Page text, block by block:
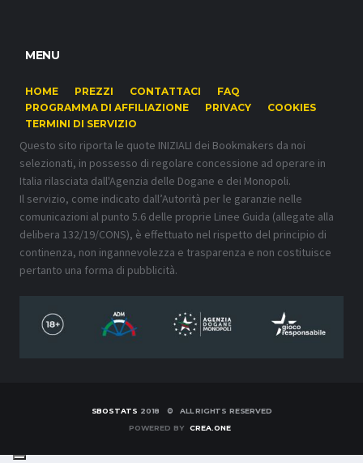
MENU
HOME PREZZI CONTATTACI
FAQ
PROGRAMMA DI AFFILIAZIONE
PRIVACY
COOKIES
TERMINI DI SERVIZIO
Questo sito riporta le quote INIZIALI dei Bookmakers da noi
selezionati, in possesso di regolare concessione ad operare in
Italia rilasciata dall'Agenzia delle Dogane e dei Monopoli.
Il servizio, come indicato dall’Autorità per le garanzie nelle
comunicazioni al punto 5.6 delle proprie Linee Guida (allegate alla
delibera 132/19/CONS), è effettuato nel rispetto del principio di
continenza, non ingannevolezza e trasparenza e non costituisce
pertanto una forma di pubblicità.
SBOSTATS 2018 © ALL RIGHTS RESERVED
POWERED BY
CREA.ONE